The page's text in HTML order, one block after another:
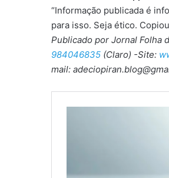
“Informação publicada é
para isso. Seja ético.
Publicado por Jornal Folha
984046835 (Claro) -Site:
mail: